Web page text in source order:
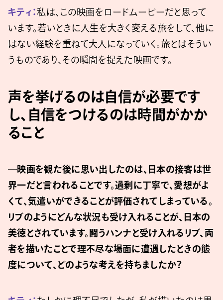
キティ：私は、この映画をロードムービーだと思って
います。若いときに人生を大きく変える旅をして、他に
はない経験を重ねて大人になっていく。旅とはそうい
うものであり、その瞬間を捉えた映画です。
声を挙げるのは自信が必要です
し、自信をつけるのは時間がかか
ること
─映画を観た後に思い出したのは、日本の接客は世
界一だと言われることです。過剰に丁寧で、愛想がよ
くて、気遣いができることが評価されてしまっている。
リブのようにどんな状況も受け入れることが、日本の
美徳とされています。闘うハンナと受け入れるリブ、両
者を描いたことで理不尽な場面に遭遇したときの態
度について、どのような考えを持ちましたか？